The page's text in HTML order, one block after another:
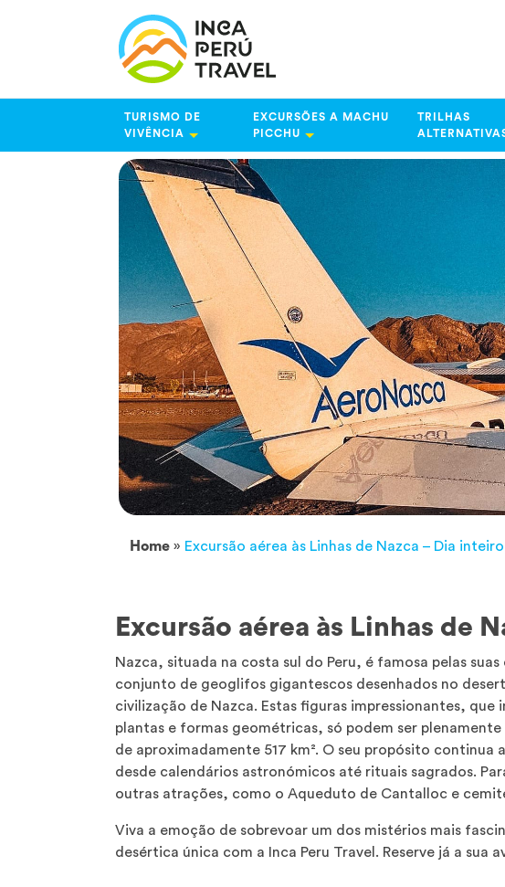
TURISMO DE
VIVÊNCIA
EXCURSÕES A MACHU
PICCHU
TRILHAS
Home » Excursão aérea às Linhas de Nazca – Dia inteiro
Excursão aérea às Linhas de
Nazca, situada na costa sul do Peru, é famosa pelas
conjunto de geoglifos gigantescos desenhados no
civilização de Nazca. Estas figuras impressionantes, que
plantas e formas geométricas, só podem ser
de aproximadamente 517 km². O seu propósito continua
desde calendários astronómicos até rituais sagrados.
outras atrações, como o Aqueduto de Cantalloc e
Viva a emoção de sobrevoar um dos mistérios mais
desértica única com a Inca Peru Travel. Reserve já a sua